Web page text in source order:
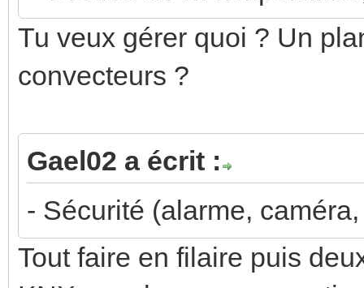
Tu veux gérer quoi ? Un
convecteurs ?
Gael02 a écrit :
- Sécurité (alarme,
Tout faire en filaire puis